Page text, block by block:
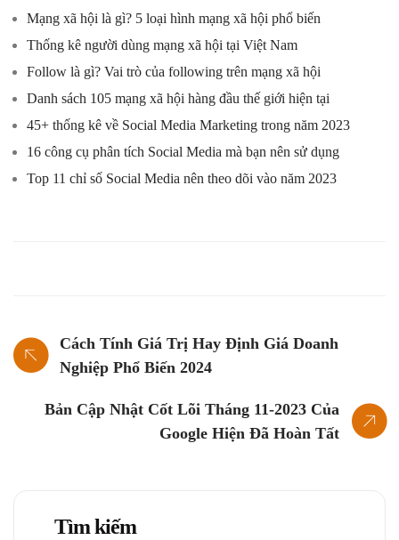
Mạng xã hội là gì? 5 loại hình mạng xã hội phổ biến
Thống kê người dùng mạng xã hội tại Việt Nam
Follow là gì? Vai trò của following trên mạng xã hội
Danh sách 105 mạng xã hội hàng đầu thế giới hiện tại
45+ thống kê về Social Media Marketing trong năm 2023
16 công cụ phân tích Social Media mà bạn nên sử dụng
Top 11 chỉ số Social Media nên theo dõi vào năm 2023
Cách Tính Giá Trị Hay Định Giá Doanh
Nghiệp Phổ Biến 2024
Bản Cập Nhật Cốt Lõi Tháng 11-2023 Của
Google Hiện Đã Hoàn Tất
Tìm kiếm